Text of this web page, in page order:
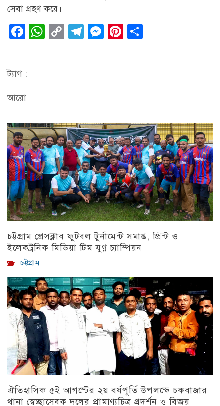
সেবা গ্রহণ করে।
Facebook
WhatsApp
CopyTelegram
Messenger
Pinterest
ট্যাগ :
আরো
চট্টগ্রাম প্রেসক্লাব ফুটবল টুর্নামেন্ট সমাপ্ত, প্রিন্ট ও
ইলেকট্রনিক মিডিয়া টিম যুগ্ন চ্যাম্পিয়ন
চট্টগ্রাম
ঐতিহাসিক ৫ই আগস্টের ২য় বর্ষপূর্তি উপলক্ষে চকবাজার
থানা স্বেচ্ছাসেবক দলের প্রামাণ্যচিত্র প্রদর্শন ও বিজয়